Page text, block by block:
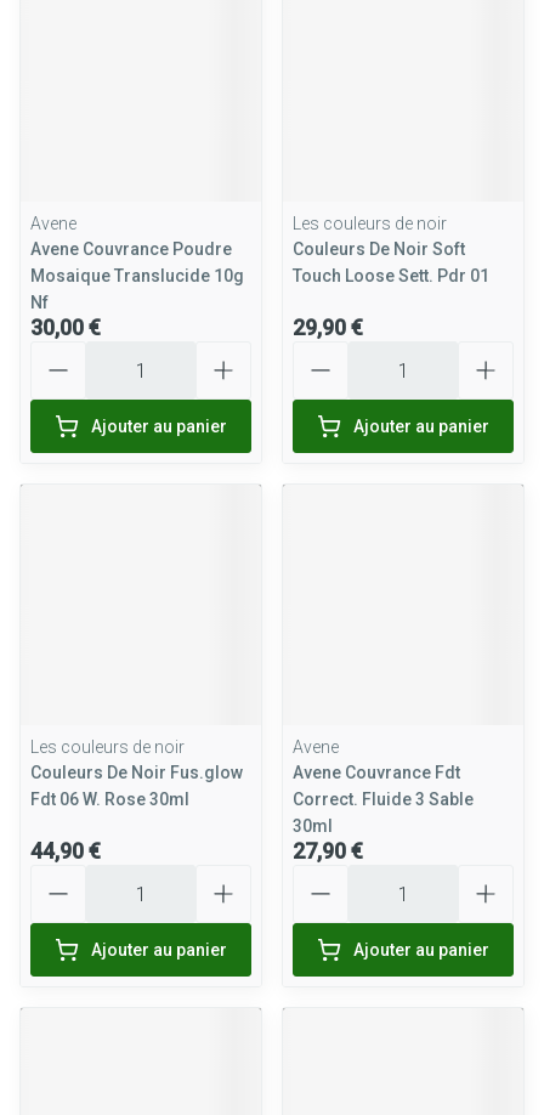
Avene
Avene Couvrance Poudre
Mosaique Translucide 10g
Nf
30,00 €
Ajouter au panier
Les couleurs de noir
Couleurs De Noir Soft
Touch Loose Sett. Pdr 01
29,90 €
Ajouter au panier
Les couleurs de noir
Couleurs De Noir Fus.glow
Fdt 06 W. Rose 30ml
44,90 €
Ajouter au panier
Avene
Avene Couvrance Fdt
Correct. Fluide 3 Sable
30ml
27,90 €
Ajouter au panier